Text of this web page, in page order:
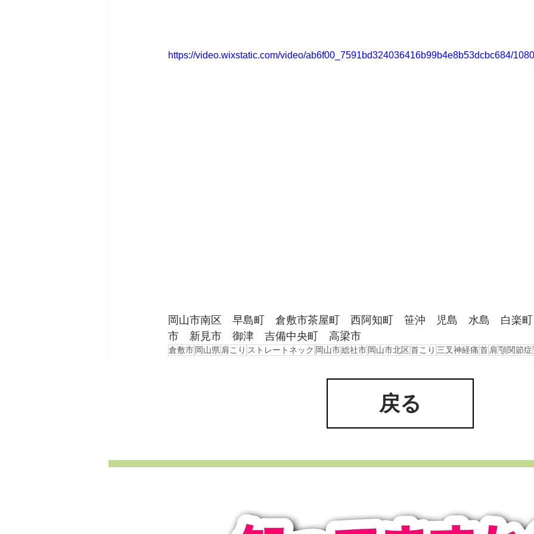
https://video.wixstatic.com/video/ab6f00_7591bd324036416b99b4e8b53dcbc684/
岡山市南区　早島町　倉敷市茶屋町　西阿知町　笹沖　児島　水島　白楽
市　新見市　御津　吉備中央町　高梁市
倉敷市 岡山県 肩こり ストレートネック 岡山市総社市 岡山市北区首こり 三叉神経痛首 肩顎関節症
戻る